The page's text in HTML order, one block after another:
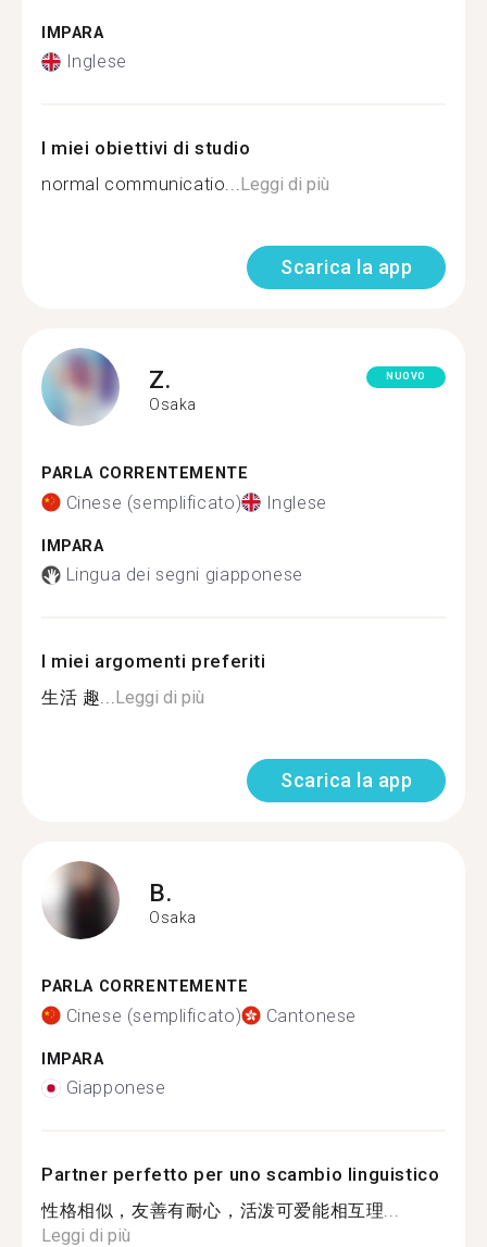
IMPARA
Inglese
I miei obiettivi di studio
normal communicatio...Leggi di più
Scarica la app
Z.
Osaka
NUOVO
PARLA CORRENTEMENTE
Cinese (semplificato) Inglese
IMPARA
Lingua dei segni giapponese
I miei argomenti preferiti
生活 趣...Leggi di più
Scarica la app
B.
Osaka
PARLA CORRENTEMENTE
Cinese (semplificato) Cantonese
IMPARA
Giapponese
Partner perfetto per uno scambio linguistico
性格相似，友善有耐心，活泼可爱能相互理...
Leggi di più